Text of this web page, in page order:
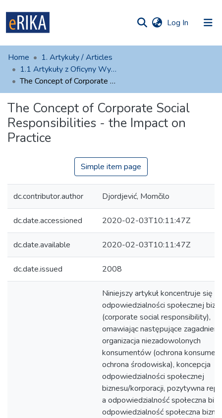
Log In (current)
UAFM
Information
Help
Contact
Home
1. Artykuły / Articles
1.1 Artykuły z Oficyny Wydawniczej AFM
The Concept of Corporate Social Responsibilities - the Impact on Practice
The Concept of Corporate Social
Responsibilities - the Impact on
Practice
Simple item page
dc.contributor.author Djordjević, Momčilo
dc.date.accessioned 2020-02-03T10:11:47Z
dc.date.available 2020-02-03T10:11:47Z
dc.date.issued 2008
Niniejszy artykuł koncentruje się na
odpowiedzialności społecznej
(corporate social responsibility),
omawiając następujące
organizacja niezadowolonych
konsumentów (ochrona
ochrona środowiska), koncepcja
odpowiedzialności społecznej
biznesu/korporacji, pozytywna
a odpowiedzialność społeczna
odpowiedzialność społeczna